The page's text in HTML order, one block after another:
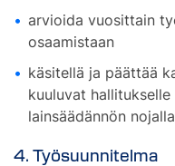
arvioida vuosittain
osaamistaan
käsitellä ja päättää
kuuluvat
lainsäädännön
4. Työsuunnitelma